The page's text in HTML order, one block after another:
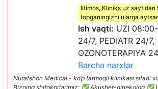
Iltimos, Kliniks uz saytidan
topganingizni ularga
Ish vaqti: UZI
24/7, PEDIATR 24/7,
OZONOTERAPIYA
Barcha narxlar
Nurafshon Medical - ko‘p tarmoqli klinikasi sifatli
Bizning shifokorlarimiz: ✅ Akusher-ginekolog ✅